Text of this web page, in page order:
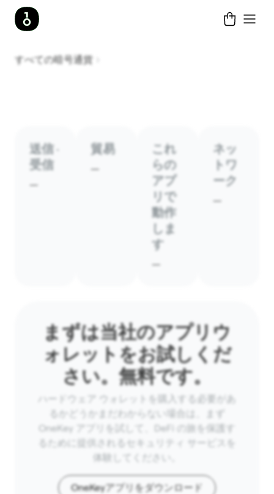
すべての暗号通貨
送信 ·
受信
—
貿易
—
これ
らの
アプ
リで
動作
しま
す
—
ネッ
トワ
ーク
—
まずは当社のアプリウ
ォレットをお試しくだ
さい。無料です。
ハードウェア ウォレットを購入する必要があ
るかどうかまだわからない場合は、まず
OneKey アプリを試して、DeFi の旅を保護す
るために提供されるセキュリティ サービスを
体験してください。
OneKeyアプリをダウンロード